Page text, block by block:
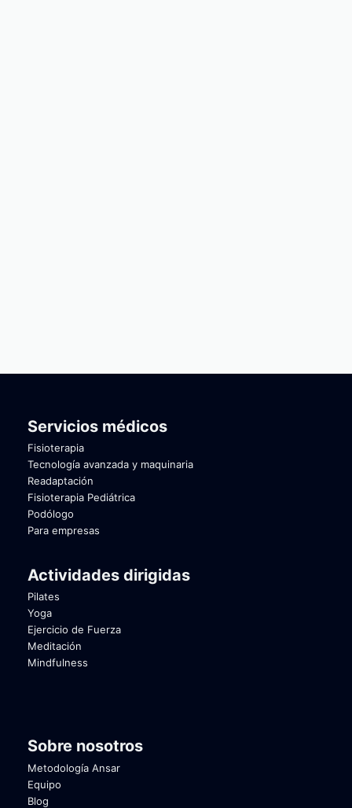
Servicios médicos
Fisioterapia
Tecnología avanzada y maquinaria
Readaptación
Fisioterapia Pediátrica
Podólogo
Para empresas
Actividades dirigidas
Pilates
Yoga
Ejercicio de Fuerza
Meditación
Mindfulness
Sobre nosotros
Metodología Ansar
Equipo
Blog